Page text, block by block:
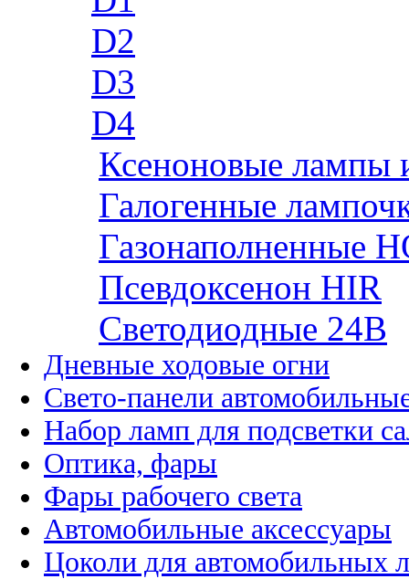
D2
D3
D4
Ксеноновые лампы
Галогенные
Газонаполненные
Псевдоксенон HIR
Cветодиодные 24B
Дневные ходовые огни
Свето-панели
Набор ламп для подсветки
Оптика, фары
Фары рабочего света
Автомобильные аксессуары
Цоколи для автомобильных